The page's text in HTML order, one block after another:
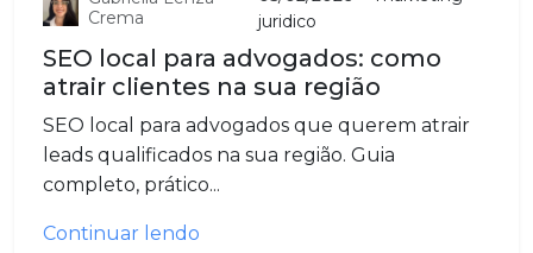
Crema
juridico
SEO local para advogados: como
atrair clientes na sua região
SEO local para advogados que querem atrair
leads qualificados na sua região. Guia
completo, prático...
Continuar lendo